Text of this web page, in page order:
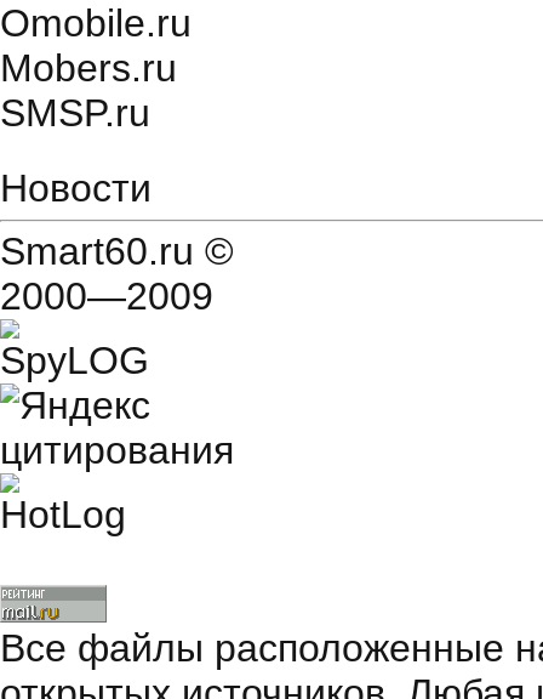
Оmobile.ru
Mobers.ru
SMSP.ru
Новости
Smart60.ru ©
2000—2009
Все файлы расположенные